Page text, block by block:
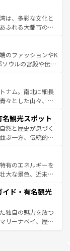
アンミュージッ
ハワイの魅力を彩
動が待っているハ
ル（エアーズロッ
ンズの熱帯雨林な
やワイン、オージ
サーフィンやダイ
きにはたまらな
に味わいつくそ
は、多彩な文化と
ふれる大都市の台
ど、都市の喧騒
人に新しい発見と
台湾の食文化も魅
ティ豊かな料理
コンテンツ一覧を参
のファッションやK
ウルの宮殿や伝統
を楽しむことが
ストリートフード
。夜には、韓国な
力を心ゆくまで味
韓国情報はコンテンツ一
ナム。南北に細長
々とした山々、世
の古い町並みやホ
、独特の雰囲気を
かさとおいしさで
ーヒーなどは、ぜ
もあたたかい人々
れられない旅にな
観光スポット
然と歴史が息づく
ぶ一方、伝統的な
マイなどの山岳地
トやクラビの美し
できる。タイ料理
にも異なる楽しみ
、仏教を中心とし
る旅人を魅了し続
ツ一覧を参照して
有のエネルギーを
大な景色、近未来
スポットが密集し
魅力。息をのむよ
存分に楽しみ尽く
ツ一覧を参照して
ド・有名観光
独自の魅力を放つ
リーナベイ、歴史